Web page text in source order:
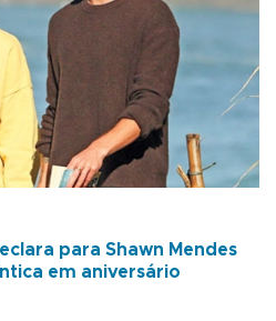
para Shawn Mendes
em aniversário